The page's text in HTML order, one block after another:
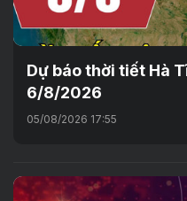
Dự báo thời tiết Hà
6/8/2026
05/08/2026 17:55